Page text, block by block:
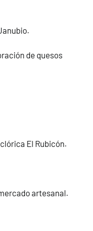
de quesos
El Rubicón.
artesanal.